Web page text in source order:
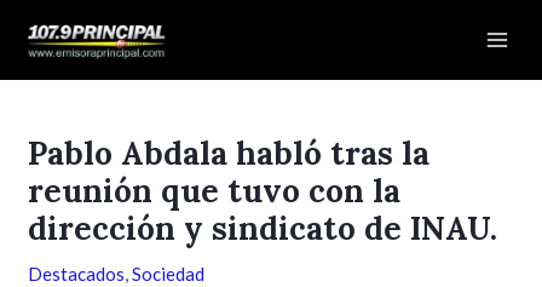
Pablo Abdala habló tras la
reunión que tuvo con la
dirección y sindicato de INAU.
Destacados,Sociedad
de